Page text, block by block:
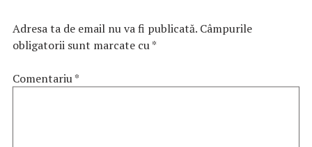
Adresa ta de email nu va fi publicată. Câmpurile
obligatorii sunt marcate cu*
Comentariu*